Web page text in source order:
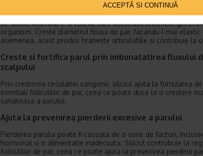
ACCEPTĂ SI CONTINUĂ
Pentru a va ajuta sa imbunatatiti aspectul pielii, al parului si al
Catena va recomanda sa folositiBioSil. Acesta este un
de siliciu, vitamina C si colina, care activeaza enzimele
organism. Creste diametrul firului de par, facandu-l mai elastic
asemenea, acest produs hraneste articulatiile si contribuie la
Creste si fortifica parul prin imbunatatirea fluxului
scalpului
Prin cresterea circulatiei sangvine, siliciul ajuta la furnizarea
esentiali foliculilor de par, ceea ce poate duce la o crestere
sanatoasa a parului.
Ajuta la prevenirea pierderii excesive a parului
Pierderea parului poate fi cauzata de o serie de factori,
hormonal si o alimentatie inadecvata. Siliciul contrubuie la
foliculilor de par, ceea ce poate ajuta la prevenirea pierderii